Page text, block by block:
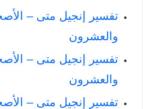
تفسير إنجيل متى –
والعشرون
تفسير إنجيل متى –
والعشرون
تفسير إنجيل متى –